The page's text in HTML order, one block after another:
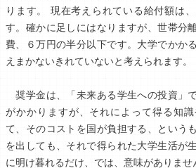
ります。 現在考えられている給付額は
す。確かに足しにはなりますが、世帯分
費、６万円の半分以下です。大学でかか
えまかないきれていないと考えられます。
奨学金は、「未来ある学生への投資」
がかかりますが、それによって得る知
て、そのコストを国が負担する、という
を出しても、それで得られた大学生活が
に明け暮れるだけ、では、意味がありませ